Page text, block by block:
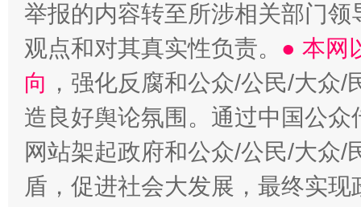
举报的内容转至所涉相关部门
观点和对其真实性负责。 ● 本网
向 ，强化反腐和公众/公民/大众
造良好舆论氛围。通过中国公
网站架起政府和公众/公民/大众
盾，促进社会大发展，最终实